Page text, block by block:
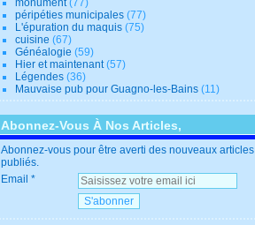
monument(77)
péripéties municipales (77)
L'épuration du maquis (75)
cuisine (67)
Généalogie (59)
Hier et maintenant(57)
Légendes (36)
Mauvaise pub pour Guagno-les-Bains (11)
Abonnez-Vous À Nos Articles,
Abonnez-vous pour être averti des nouveaux articles
publiés.
Email